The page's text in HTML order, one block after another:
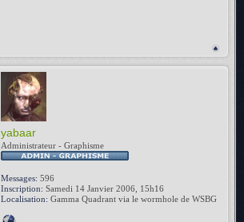
yabaar
Administrateur - Graphisme
Messages: 596
Inscription: Samedi 14 Janvier 2006, 15h16
Localisation: Gamma Quadrant via le wormhole de WSBG